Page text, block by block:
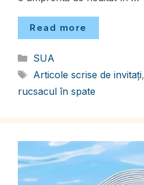
Read more
Categorii
SUA
Etichete
Articole scrise de invitați,
rucsacul în spate